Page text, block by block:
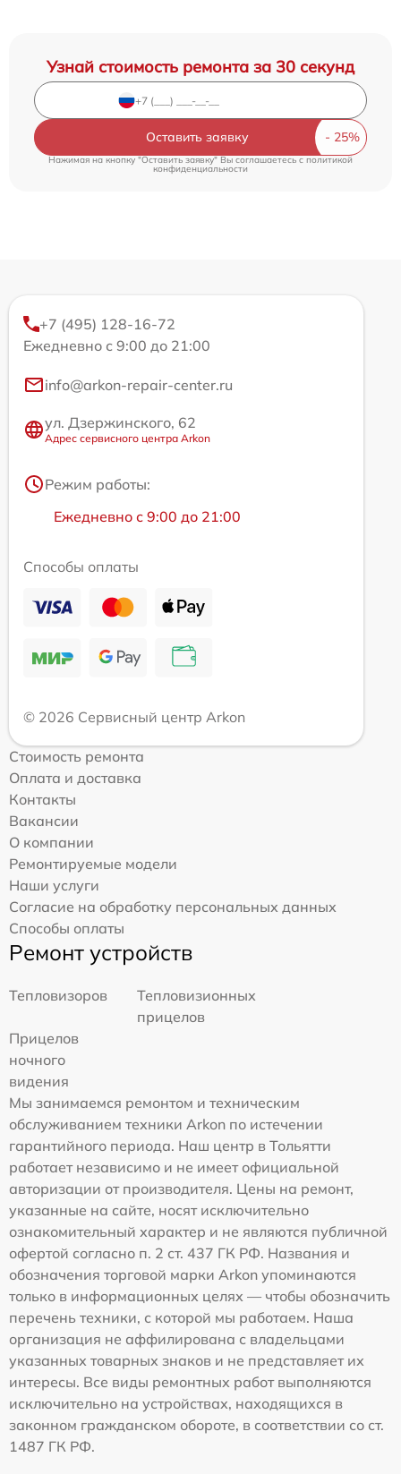
Узнай стоимость ремонта за 30 секунд
Оставить заявку
Нажимая на кнопку "Оставить заявку" Вы соглашаетесь c политикой
конфиденциальности
+7 (495) 128-16-72
Ежедневно с 9:00 до 21:00
info@arkon-repair-center.ru
ул. Дзержинского, 62
Адрес сервисного центра Arkon
Режим работы:
Ежедневно с 9:00 до 21:00
Способы оплаты
© 2026 Сервисный центр Arkon
Стоимость ремонта
Оплата и доставка
Контакты
Вакансии
О компании
Ремонтируемые модели
Наши услуги
Согласие на обработку персональных данных
Способы оплаты
Ремонт устройств
Тепловизоров
Тепловизионных
прицелов
Прицелов
ночного
видения
Мы занимаемся ремонтом и техническим
обслуживанием техники Arkon по истечении
гарантийного периода. Наш центр в Тольятти
работает независимо и не имеет официальной
авторизации от производителя. Цены на ремонт,
указанные на сайте, носят исключительно
ознакомительный характер и не являются публичной
офертой согласно п. 2 ст. 437 ГК РФ. Названия и
обозначения торговой марки Arkon упоминаются
только в информационных целях — чтобы обозначить
перечень техники, с которой мы работаем. Наша
организация не аффилирована с владельцами
указанных товарных знаков и не представляет их
интересы. Все виды ремонтных работ выполняются
исключительно на устройствах, находящихся в
законном гражданском обороте, в соответствии со ст.
1487 ГК РФ.